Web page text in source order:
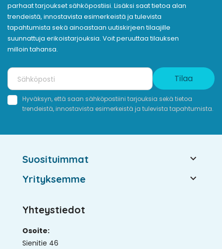
parhaat tarjoukset sähköpostiisi. Lisäksi saat tietoa alan
trendeistä, innostavista esimerkeistä ja tulevista
tapahtumista sekä ainoastaan uutiskirjeen tilaajille
suunnattuja erikoistarjouksia. Voit peruuttaa tilauksen
milloin tahansa.
Tilaa
Hyväksyn, että saan sähköpostiini tarjouksia sekä tietoa
trendeistä, innostavista esimerkeistä ja tulevista tapahtumista.
Suosituimmat 
Yrityksemme 
Yhteystiedot
Osoite:
Sienitie 46